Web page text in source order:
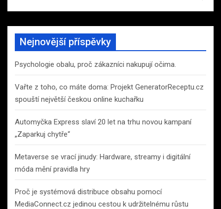
Nejnovější příspěvky
Psychologie obalu, proč zákazníci nakupují očima.
Vařte z toho, co máte doma: Projekt GeneratorReceptu.cz
spouští největší českou online kuchařku
Automyčka Express slaví 20 let na trhu novou kampaní
„Zaparkuj chytře“
Metaverse se vrací jinudy: Hardware, streamy i digitální
móda mění pravidla hry
Proč je systémová distribuce obsahu pomocí
MediaConnect.cz jedinou cestou k udržitelnému růstu